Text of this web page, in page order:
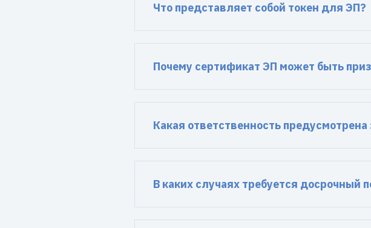
Что представляет собой токен для ЭП?
Почему сертификат ЭП может быть
Какая ответственность
В каких случаях требуется досрочный